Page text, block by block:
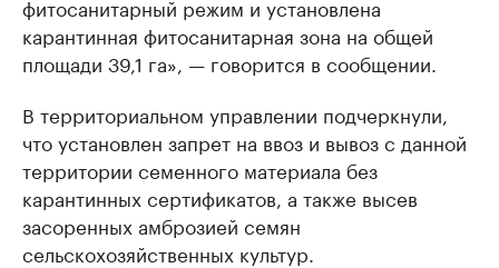
фитосанитарный режим и установлена
карантинная фитосанитарная зона на общей
площади 39,1 га», — говорится в сообщении.
В территориальном управлении подчеркнули,
что установлен запрет на ввоз и вывоз с данной
территории семенного материала без
карантинных сертификатов, а также высев
засоренных амброзией семян
сельскохозяйственных культур.